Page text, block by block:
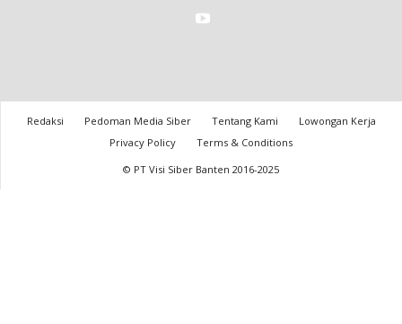
Redaksi Pedoman Media Siber Tentang Kami
Lowongan Kerja
Privacy Policy
Terms & Conditions
© PT Visi Siber Banten 2016-2025